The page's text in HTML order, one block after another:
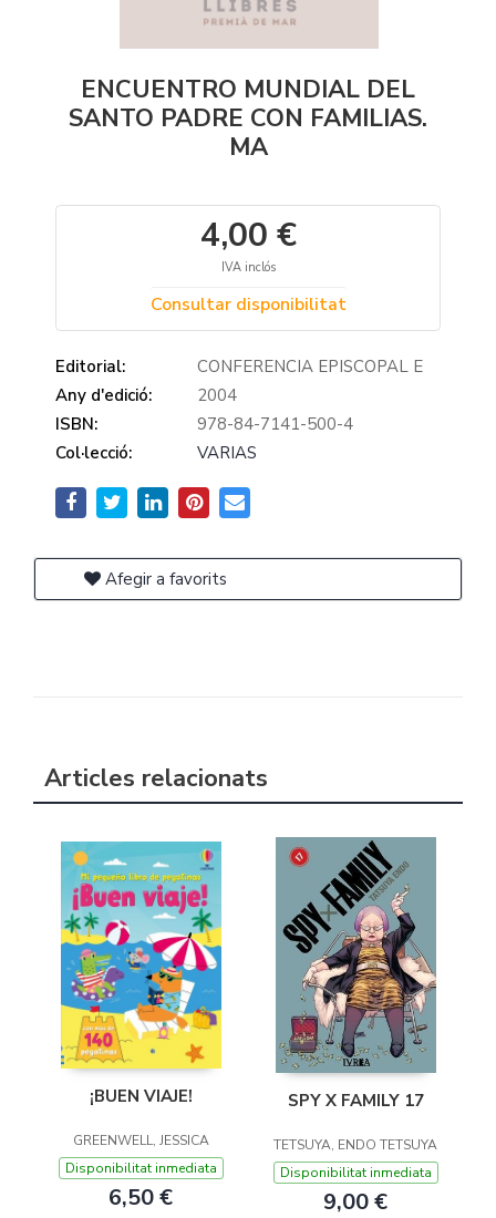
ENCUENTRO MUNDIAL DEL
SANTO PADRE CON FAMILIAS.
MA
4,00 €
IVA inclós
Consultar disponibilitat
Editorial:
CONFERENCIA EPISCOPAL E
Any d'edició:
2004
ISBN:
978-84-7141-500-4
Col·lecció:
VARIAS
Afegir a favorits
Articles relacionats
¡BUEN VIAJE!
GREENWELL, JESSICA
Disponibilitat inmediata
6,50 €
SPY X FAMILY 17
TETSUYA, ENDO TETSUYA
Disponibilitat inmediata
9,00 €